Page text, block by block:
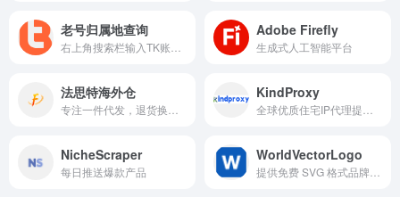
老号归属地查询 Adobe Firefly
生成式人工智能平台
法思特海外仓 KindProxy
NicheScraper
每日推送爆款产品
WorldVectorLogo